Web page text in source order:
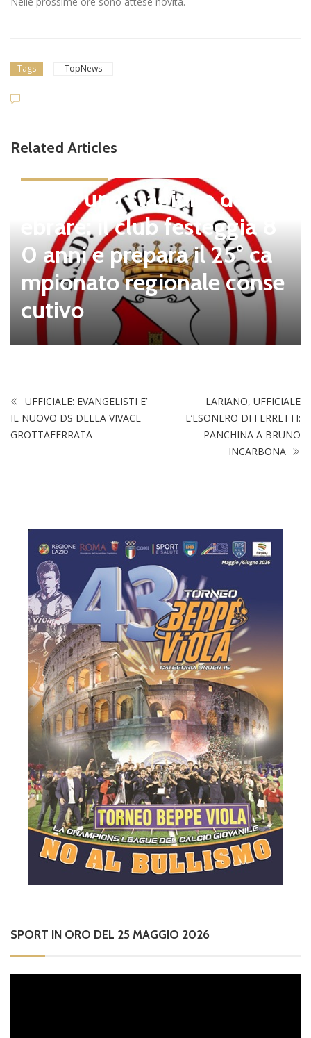
Tags TopNews
Related Articles
Tolfa, una stagione da cel
ebrare: il club festeggia 8
0 anni e prepara il 25° ca
mpionato regionale conse
cutivo
UFFICIALE: EVANGELISTI E’
IL NUOVO DS DELLA VIVACE
GROTTAFERRATA
LARIANO, UFFICIALE
L’ESONERO DI FERRETTI:
PANCHINA A BRUNO
INCARBONA
SPORT IN ORO DEL 25 MAGGIO 2026